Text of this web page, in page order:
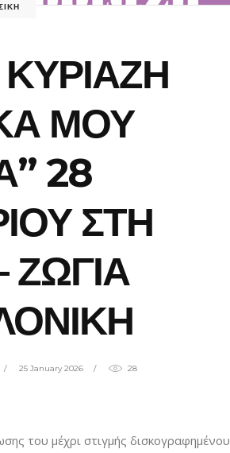
ΜΟΥ
28
ΣΤΗ
ΖΩΓΙΑ
25 January 2026 28
του μέχρι στιγμής δισκογραφημένου